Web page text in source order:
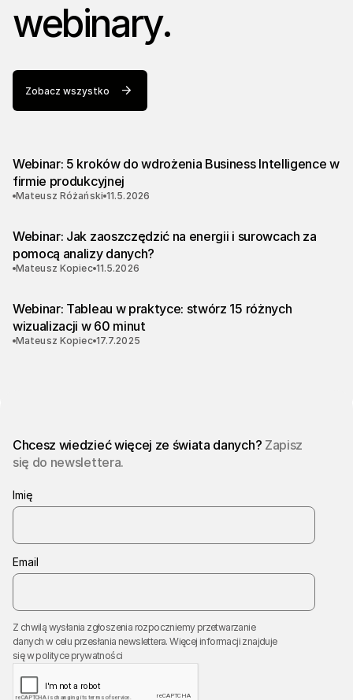
webinary.
Zobacz wszystko
Webinar: 5 kroków do wdrożenia Business Intelligence w
firmie produkcyjnej
Mateusz Różański 11.5.2026
Webinar: Jak zaoszczędzić na energii i surowcach za
pomocą analizy danych?
Mateusz Kopiec 11.5.2026
Webinar: Tableau w praktyce: stwórz 15 różnych
wizualizacji w 60 minut
Mateusz Kopiec 17.7.2025
Chcesz wiedzieć więcej ze świata danych? Zapisz
się do newslettera.
Imię
Email
Z chwilą wysłania zgłoszenia rozpoczniemy przetwarzanie
danych w celu przesłania newslettera. Więcej informacji znajduje
się wpolityce prywatności